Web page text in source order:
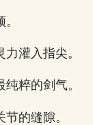
灌入指尖。
粹的剑气。
的缝隙。